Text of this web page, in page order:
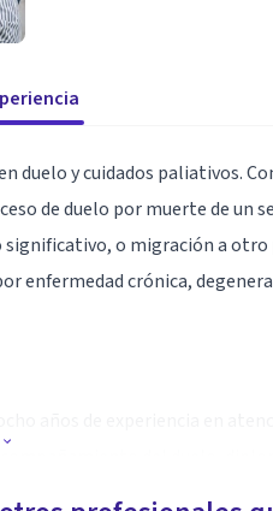
duelo y cuidados paliativos.
de duelo por muerte de un
o migración a
enfermedad crónica,
del duelo,